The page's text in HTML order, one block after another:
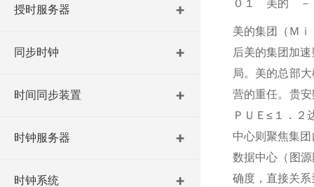
授时服务器
同步时钟
时间同步装置
时钟服务器
时钟系统
０１ 美的 －
美的集团（Ｍ
后美的集团加
局。美的总部
营的重任。贵
ＰＵＥ≤１．２
中心则聚焦集
数据中心（图
确度，直接关